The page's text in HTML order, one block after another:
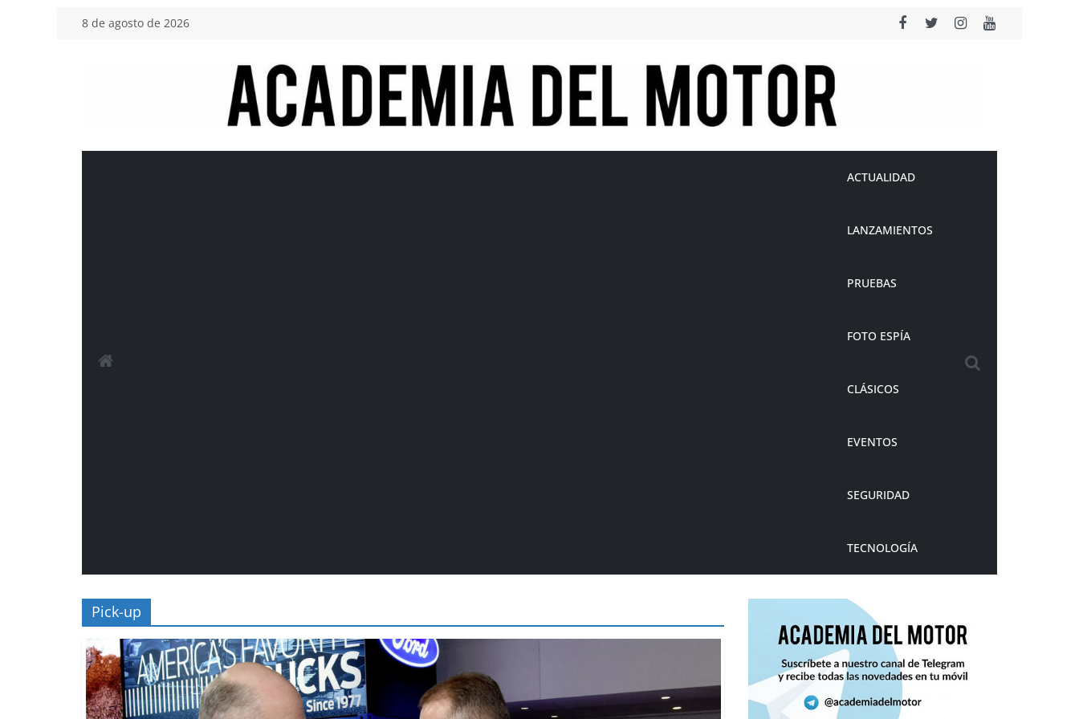
Saltar8 de agosto de 2026
Academia
del
ACTUALIDAD
LANZAMIENTOS
PRUEBAS
FOTO ESPÍA
CLÁSICOS
EVENTOS
SEGURIDAD
TECNOLOGÍA
Pick-up